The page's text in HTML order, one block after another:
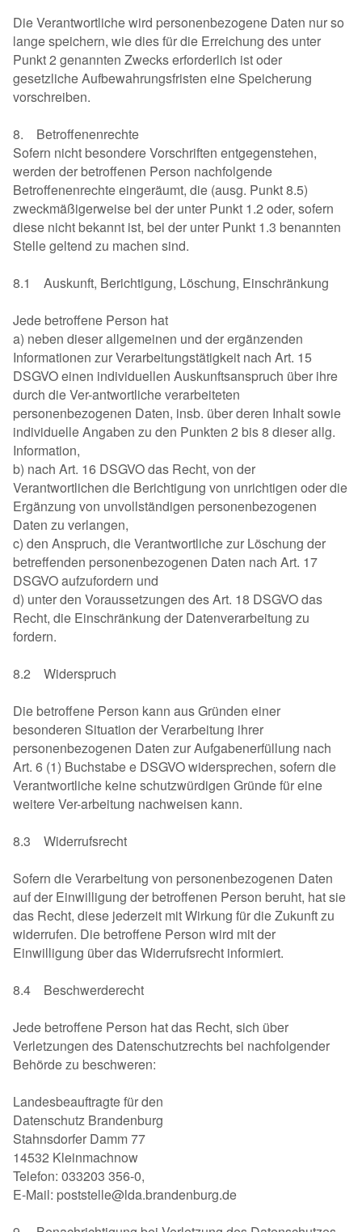
Die Verantwortliche wird personenbezogene Daten nur so
lange speichern, wie dies für die Erreichung des unter
Punkt 2 genannten Zwecks erforderlich ist oder
gesetzliche Aufbewahrungsfristen eine Speicherung
vorschreiben.
8. Betroffenenrechte
Sofern nicht besondere Vorschriften entgegenstehen,
werden der betroffenen Person nachfolgende
Betroffenenrechte eingeräumt, die (ausg. Punkt 8.5)
zweckmäßigerweise bei der unter Punkt 1.2 oder, sofern
diese nicht bekannt ist, bei der unter Punkt 1.3 benannten
Stelle geltend zu machen sind.
8.1 Auskunft, Berichtigung, Löschung, Einschränkung
Jede betroffene Person hat
a) neben dieser allgemeinen und der ergänzenden
Informationen zur Verarbeitungstätigkeit nach Art. 15
DSGVO einen individuellen Auskunftsanspruch über ihre
durch die Ver-antwortliche verarbeiteten
personenbezogenen Daten, insb. über deren Inhalt sowie
individuelle Angaben zu den Punkten 2 bis 8 dieser allg.
Information,
b) nach Art. 16 DSGVO das Recht, von der
Verantwortlichen die Berichtigung von unrichtigen oder die
Ergänzung von unvollständigen personenbezogenen
Daten zu verlangen,
c) den Anspruch, die Verantwortliche zur Löschung der
betreffenden personenbezogenen Daten nach Art. 17
DSGVO aufzufordern und
d) unter den Voraussetzungen des Art. 18 DSGVO das
Recht, die Einschränkung der Datenverarbeitung zu
fordern.
8.2 Widerspruch
Die betroffene Person kann aus Gründen einer
besonderen Situation der Verarbeitung ihrer
personenbezogenen Daten zur Aufgabenerfüllung nach
Art. 6 (1) Buchstabe e DSGVO widersprechen, sofern die
Verantwortliche keine schutzwürdigen Gründe für eine
weitere Ver-arbeitung nachweisen kann.
8.3 Widerrufsrecht
Sofern die Verarbeitung von personenbezogenen Daten
auf der Einwilligung der betroffenen Person beruht, hat sie
das Recht, diese jederzeit mit Wirkung für die Zukunft zu
widerrufen. Die betroffene Person wird mit der
Einwilligung über das Widerrufsrecht informiert.
8.4 Beschwerderecht
Jede betroffene Person hat das Recht, sich über
Verletzungen des Datenschutzrechts bei nachfolgender
Behörde zu beschweren:
Landesbeauftragte für den
Datenschutz Brandenburg
Stahnsdorfer Damm 77
14532 Kleinmachnow
Telefon: 033203 356-0,
E-Mail: poststelle@lda.brandenburg.de